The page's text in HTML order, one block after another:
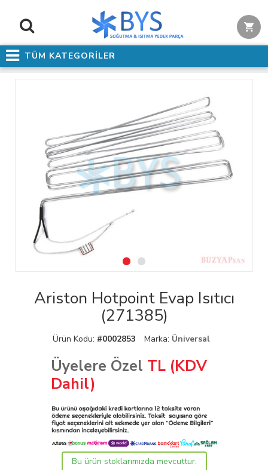
TÜM KATEGORİLER
Ariston Hotpoint Evap Isıtıcı
(271385)
Ürün Kodu: #0002853 Marka: Üniversal
Üyelere Özel TL (KDV
Dahil)
Bu ürün stoklarımızda mevcuttur.